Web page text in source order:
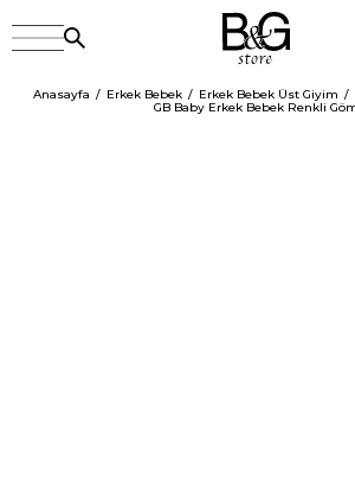
Anasayfa Erkek Bebek Erkek Bebek Üst Giyim
GB Baby Erkek Bebek Renkli